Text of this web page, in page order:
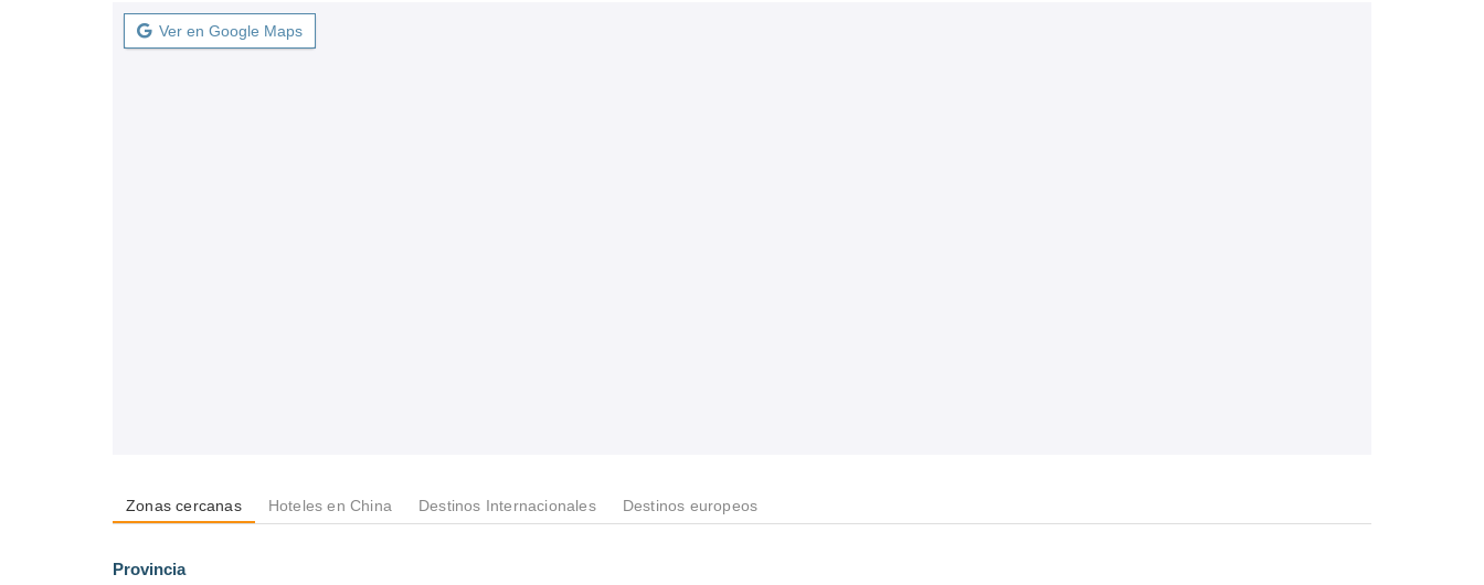
Ver en Google Maps
Zonas cercanas Hoteles en China Destinos Internacionales Destinos europeos
Provincia